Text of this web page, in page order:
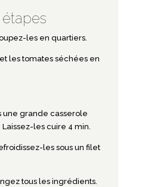
étapes
les en quartiers.
les tomates séchées en
une grande casserole
les cuire 4 min.
les sous un filet
tous les ingrédients.